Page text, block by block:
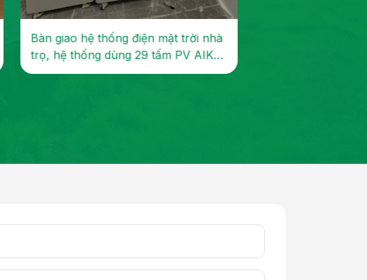
Bàn giao hệ thống điện mặt trời nhà
trọ, hệ thống dùng 29 tấm PV AIKO
640Wp, biến tần 1...